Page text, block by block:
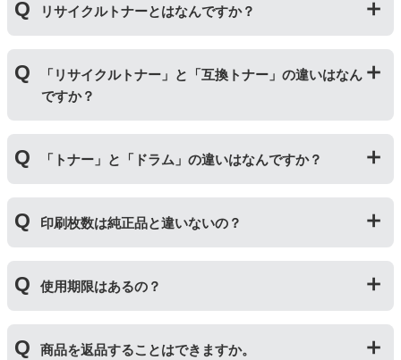
リサイクルトナーとはなんですか？
にて洗浄やトナー(粉)充填をしたうえで、再度販売して
いる商品です。
純正品に比べて、印刷代を節約することができます。
「リサイクルトナー」と「互換トナー」の違いはなん
ですか？
ッジを国内で1本づつ丁寧に製造しているため、比較的
不具合の起きにくい商品です。
「互換トナー」は純正品を模して製造された大量生産さ
れた商品のため、お求めやすい価格になっております。
「トナー」と「ドラム」の違いはなんですか？
ートリッジのことです。「ドラム(感光体ユニット)」は
トナーを用紙に写すためのもので、トナーカートリッジ
の器にあたる部分になります。
トナーとドラムはそれぞれ印字できる枚数が異なってい
により使用できなくなった場合は、必ず分離してから新
しいものに交換してください。
印刷枚数は純正品と違いないの？
一部型番は、純正品より多く印刷が可能なエコッテオリ
ジナルの【特別増量版】もございます。
使用期限はあるの？
サイクルトナー/ドラムに限り、レビューをご投稿いただ
商品を返品することはできますか。